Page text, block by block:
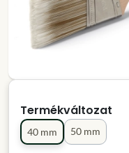
Termékváltozat
40 mm 50 mm